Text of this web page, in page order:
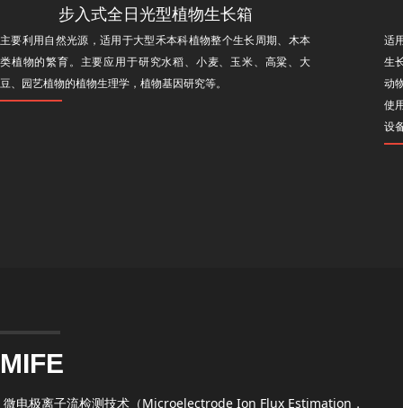
步入式全日光型植物生长箱
主要利用自然光源，适用于大型禾本科植物整个生长周期、木本
类植物的繁育。主要应用于研究水稻、小麦、玉米、高粱、大
豆、园艺植物的植物生理学，植物基因研究等。
适
生
动
使
设
MIFE
微电极离子流检测技术（Microelectrode Ion Flux Estimation，